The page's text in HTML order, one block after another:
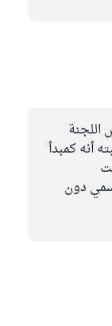
اللجنة
أنه كمبدأ
دون